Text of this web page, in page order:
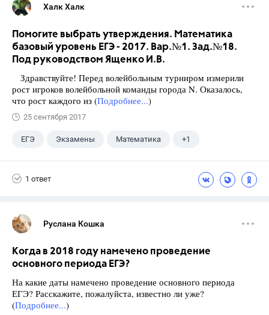
Халк Халк
Помогите выбрать утверждения. Математика
базовый уровень ЕГЭ - 2017. Вар.№1. Зад.№18.
Под руководством Ященко И.В.
Здравствуйте! Перед волейбольным турниром измерили
рост игроков волейбольной команды города N. Оказалось,
что рост каждого из (Подробнее...)
25 сентября 2017
ЕГЭ Экзамены Математика +1
1 ответ
Руслана Кошка
Когда в 2018 году намечено проведение
основного периода ЕГЭ?
На какие даты намечено проведение основного периода
ЕГЭ? Расскажите, пожалуйста, известно ли уже?
(Подробнее...)